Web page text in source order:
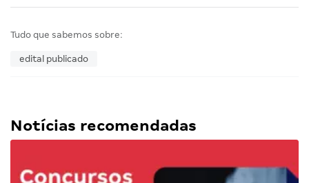
Tudo que sabemos sobre:
edital publicado
Notícias recomendadas